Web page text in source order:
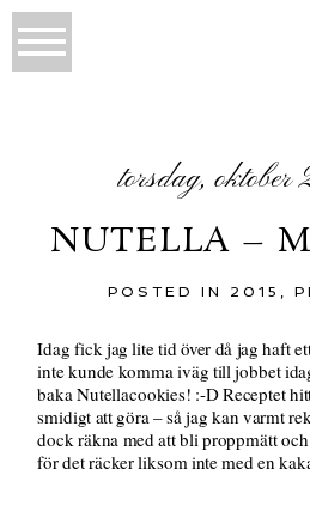
torsdag,
NUTELLA –
POSTED IN 2015 ,
Idag fick jag lite tid över då jag haft
inte kunde komma iväg till jobbet
baka Nutellacookies! :-D Receptet
smidigt att göra – så jag kan varmt
dock räkna med att bli proppmätt
för det räcker liksom inte med en